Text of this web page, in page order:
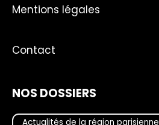
Mentions légales
Contact
NOS DOSSIERS
Actualités de la région parisienne